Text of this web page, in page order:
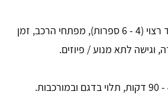
קוד רצוי (4 - 6 ספרות), מפתחי הרכב, זמן
וגישה לתא מנוע / פיוזים.